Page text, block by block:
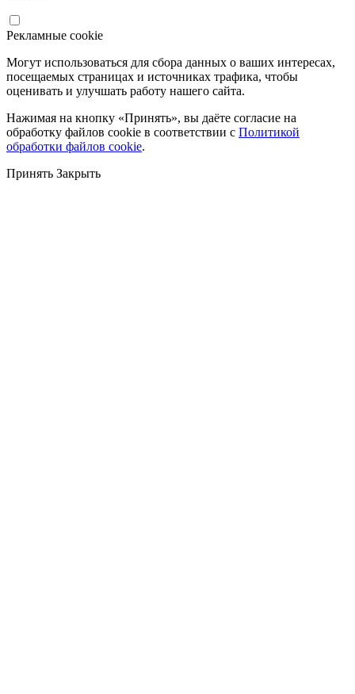
Рекламные cookie
Могут использоваться для сбора данных о ваших интересах,
посещаемых страницах и источниках трафика, чтобы
оценивать и улучшать работу нашего сайта.
Нажимая на кнопку «Принять», вы даёте согласие на
обработку файлов cookie в соответствии с Политикой
обработки файлов cookie.
Принять Закрыть